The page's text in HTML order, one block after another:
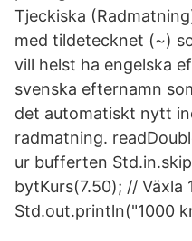
Tjeckiska
med tildetecknet (~)
vill helst ha engelska
svenska efternamn
det automatiskt nytt
radmatning.
ur bufferten
bytKurs(7.50); // Växla
Std.out.println("1000